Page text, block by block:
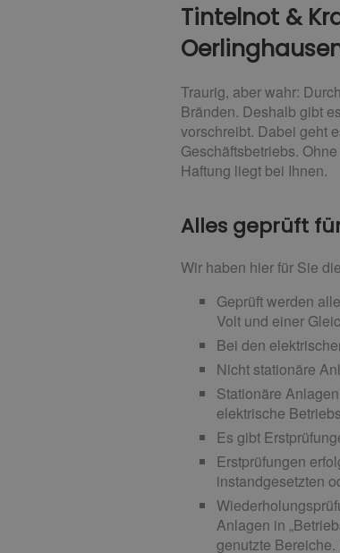
Tintelnot &
Traurig, aber wahr:
Bränden. Deshalb gibt
vorschreibt. Dabei geht
Geschäftsbetriebs.
Haftung liegt bei Ihnen.
Alles geprüft
Wir haben hier für Sie
Geprüft werden
Volt und einer
Bei den
Nicht stationäre
Stationäre
elektrische
Es gibt
Erstprüfungen
instandgesetzten
Anlagen in
genutzte